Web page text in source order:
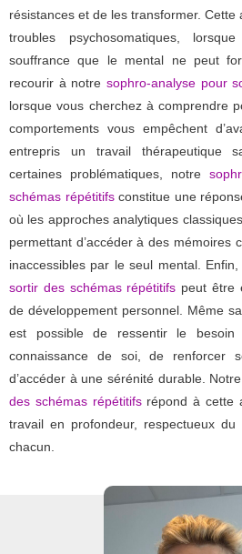
résistances et de les transformer.
troubles psychosomatiques,
souffrance que le mental ne peut
recourir à notre sophro-analyse pour
lorsque vous cherchez à comprendre
comportements vous empêchent
entrepris un travail thérapeutique
certaines problématiques, notre
schémas répétitifsconstitue une
où les approches analytiques
permettant d’accéder à des mémoires
inaccessibles par le seul mental. Enfin,
sortir des schémas répétitifs peut être
de développement personnel. Même
est possible de ressentir le
connaissance de soi, de renforcer
d’accéder à une sérénité durable. Notre
des schémas répétitifsrépond à cette
travail en profondeur, respectueux
chacun.